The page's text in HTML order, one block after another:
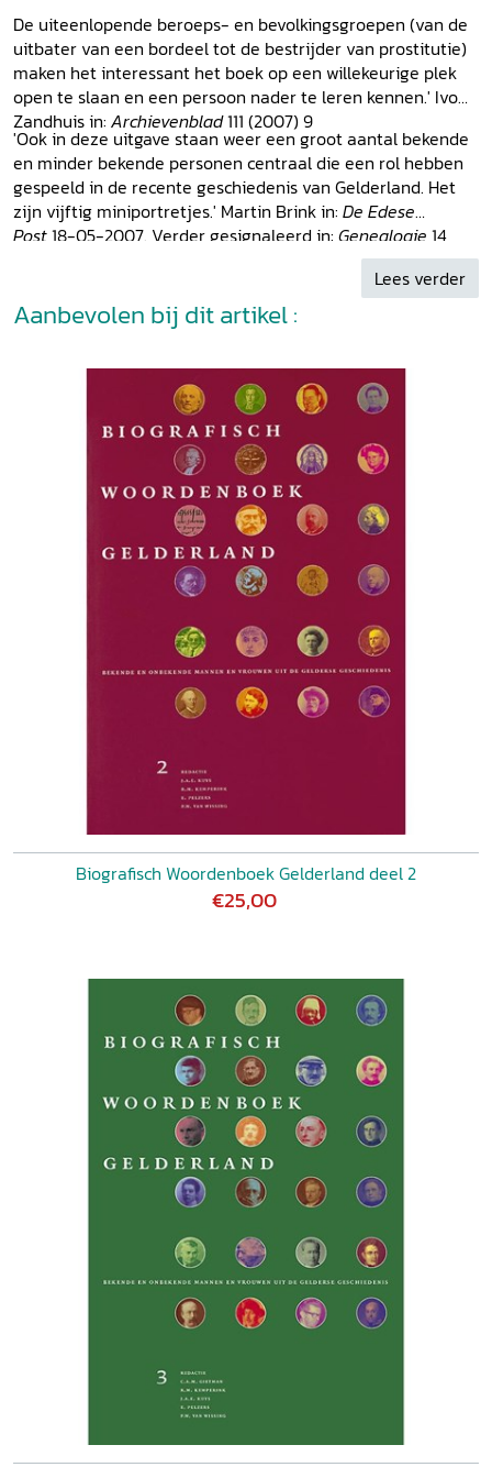
De uiteenlopende beroeps- en bevolkingsgroepen (van de
uitbater van een bordeel tot de bestrijder van prostitutie)
maken het interessant het boek op een willekeurige plek
open te slaan en een persoon nader te leren kennen.' Ivo
Zandhuis in: Archievenblad111 (2007) 9
'Ook in deze uitgave staan weer een groot aantal bekende
en minder bekende personen centraal die een rol hebben
gespeeld in de recente geschiedenis van Gelderland. Het
zijn vijftig miniportretjes.' Martin Brink in: De Edese
Post18-05-2007. Verder gesignaleerd in: Genealogie 14
(regio Arnhem) 07-06-
Mededelingen Historische kring West-Betuwe
september 2007; Nederlands Dagblad/Het Katern
2007.
Lees verder
Aanbevolen bij dit artikel :
Biografisch Woordenboek Gelderland deel 2
€25,00